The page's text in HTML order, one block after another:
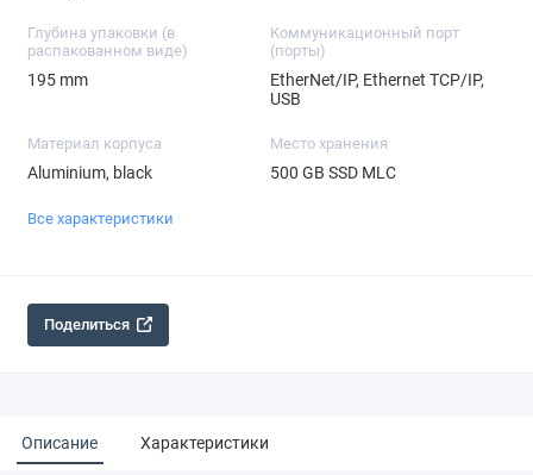
Глубина упаковки (в
распакованном виде)
195 mm
Коммуникационный порт
(порты)
EtherNet/IP, Ethernet TCP/IP,
USB
Материал корпуса
Aluminium, black
Место хранения
500 GB SSD MLC
Все характеристики
Поделиться
Описание Характеристики